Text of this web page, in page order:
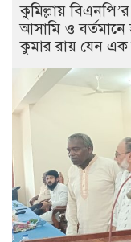
কুমিল্লায়
আসামি ও বর্তমানে
কুমার রায় যেন